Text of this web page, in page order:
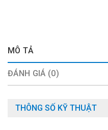
MÔ TẢ
ĐÁNH GIÁ (0)
THÔNG SỐ KỸ THUẬT